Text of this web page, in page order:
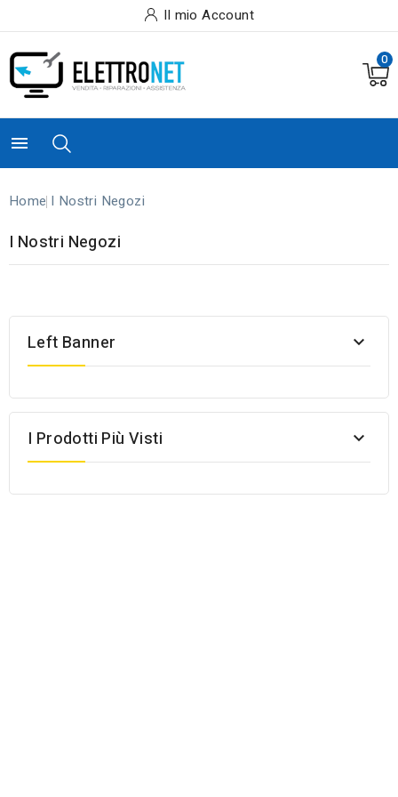
Il mio Account
0

Home I Nostri Negozi
I Nostri Negozi
Left Banner 
I Prodotti Più Visti 